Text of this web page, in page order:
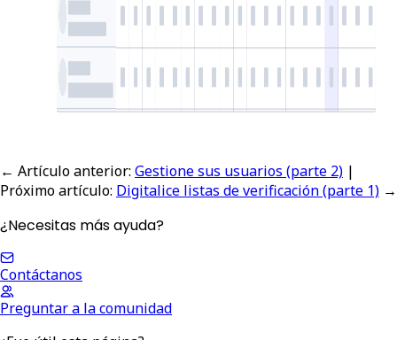
← Artículo anterior: Gestione sus usuarios (parte 2) |
Próximo artículo: Digitalice listas de verificación (parte 1) →
¿Necesitas más ayuda?
Contáctanos
Preguntar a la comunidad